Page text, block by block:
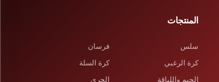
المنتجات
سلس
فرسان
كرة الرغبي
كرة السلة
الجيم واللياقة
الجري